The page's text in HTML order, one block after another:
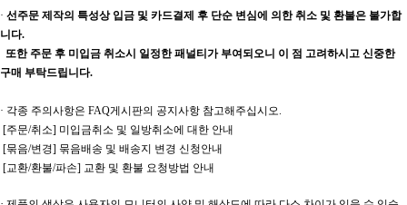
· 선주문 제작의 특성상 입금 및 카드결제 후 단순 변심에 의한 취소 및 환불은 불가합
니다.
또한 주문 후 미입금 취소시 일정한 패널티가 부여되오니 이 점 고려하시고 신중한
구매 부탁드립니다.
· 각종 주의사항은 FAQ게시판의 공지사항 참고해주십시오
[주문/취소] 미입금취소 및 일방취소에 대한 안내
[묶음/변경] 묶음배송 및 배송지 변경 신청안내
[교환/환불/파손] 교환 및 환불 요청방법 안내